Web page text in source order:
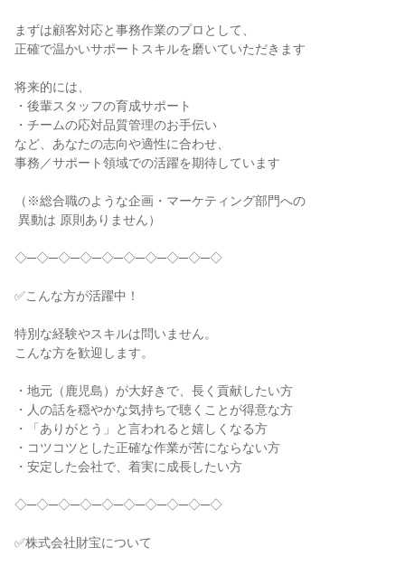
まずは顧客対応と事務作業のプロとして、
正確で温かいサポートスキルを磨いていただきます
将来的には、
・後輩スタッフの育成サポート
・チームの応対品質管理のお手伝い
など、あなたの志向や適性に合わせ、
事務／サポート領域での活躍を期待しています
（※総合職のような企画・マーケティング部門への
◇─◇─◇─◇─◇─◇─◇─◇─◇─◇
✅こんな方が活躍中！
特別な経験やスキルは問いません。
こんな方を歓迎します。
・地元（鹿児島）が大好きで、長く貢献したい方
・人の話を穏やかな気持ちで聴くことが得意な方
・「ありがとう」と言われると嬉しくなる方
・コツコツとした正確な作業が苦にならない方
・安定した会社で、着実に成長したい方
◇─◇─◇─◇─◇─◇─◇─◇─◇─◇
✅株式会社財宝について